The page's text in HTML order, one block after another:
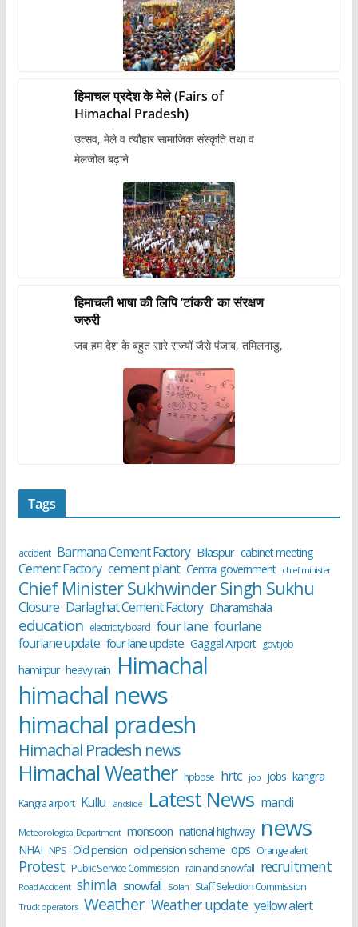
हिमाचल प्रदेश के मेले (Fairs of
Himachal Pradesh)
उत्सव, मेले व त्यौहार सामाजिक संस्कृति तथा व
मेलजोल बढ़ाने
हिमाचली भाषा की लिपि ‘टांकरी’ का संरक्षण
जरुरी
जब हम देश के बहुत सारे राज्यों जैसे पंजाब, तमिलनाडु,
Tags
accident Barmana Cement Factory Bilaspur cabinet meeting
Cement Factory cement plant Central government chief minister
Chief Minister Sukhwinder Singh Sukhu
Closure Darlaghat Cement Factory Dharamshala
education electricity board four lane fourlane
fourlane update four lane update Gaggal Airport govt job
hamirpur heavy rain Himachal
himachal news
himachal pradesh
Himachal Pradesh news
Himachal Weather hpbose hrtc job jobs kangra
Kangra airport Kullu landslide Latest News mandi
Meteorological Department monsoon national highway news
NHAI NPS Old pension old pension scheme ops Orange alert
Protest Public Service Commission rain and snowfall recruitment
Road Accident shimla snowfall Solan Staff Selection Commission
Truck operators Weather Weather update yellow alert